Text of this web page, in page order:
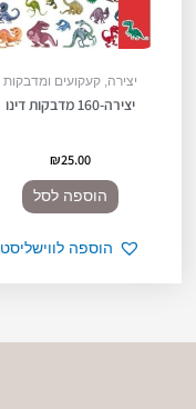
יצירה, קעקועים ומדבקות
יצירה-160 מדבקות דינו
₪25.00
הוספה לסל
הוספה לווישליסט